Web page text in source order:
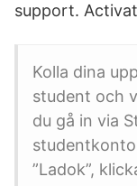
support.
Kolla dina
student och
du gå in via
”Ladok”,